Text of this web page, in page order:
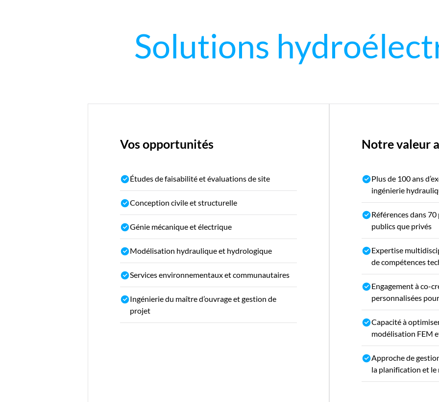
Solutions
Vos opportunités
Études de faisabilité et évaluations de site
Conception civile et structurelle
Génie mécanique et électrique
Modélisation hydraulique et hydrologique
Services environnementaux et communautaires
Ingénierie du maître d’ouvrage et gestion de
projet
Notre valeur
Plus de 100 ans
ingénierie
Références dans
publics que privés
Expertise
de compétences
Engagement à co-
personnalisées
Capacité à
modélisation FEM
Approche de
la planification et